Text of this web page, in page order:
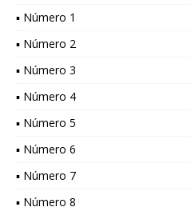
▪ Número 1
▪ Número 2
▪ Número 3
▪ Número 4
▪ Número 5
▪ Número 6
▪ Número 7
▪ Número 8